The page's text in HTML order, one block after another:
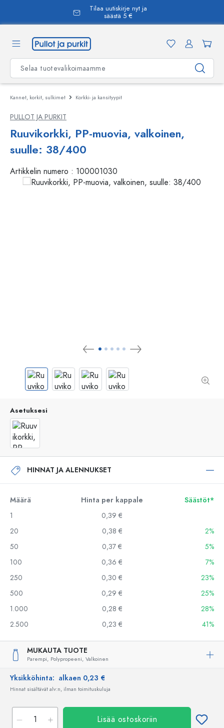
Tilaa uutiskirje nyt ja
säästä 5 €
Kannet, korkit, sulkimet Korkki- ja kansityypit
PULLOT JA PURKIT
Ruuvikorkki, PP-muovia, valkoinen,
suulle: 38/400
Artikkelin numero : 100001030
Asetuksesi
HINNAT JA ALENNUKSET
Määrä Hinta per kappale
Säästöt*
1
0,39 €
20
0,38 €
2%
50
0,37 €
5%
100
0,36 €
7%
250
0,30 €
23%
500
0,29 €
25%
1.000
0,28 €
28%
2.500
0,23 € 41%
MUKAUTA TUOTE
Parempi, Polypropeeni, Valkoinen
Yksikköhinta: alkaen 0,23 €
Hinnat sisältävät alv:n, ilman toimituskuluja
Lisää ostoskoriin